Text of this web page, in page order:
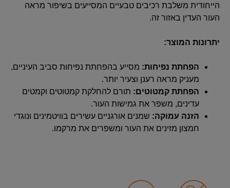
הייחודית משלבת רכיבים טבעיים המסייעים בשיפור מראה
העור העדין באזור זה.
יתרונות המוצר:
הפחתת נפיחות: מסייע בהפחתת נפיחות סביב העיניים,
מעניק מראה רענן וצעיר יותר.
הפחתת קמטוטים: תורם להחלקת קמטוטים וקמטים
עדינים, משפר את גמישות העור.
הזנה עמוקה: שמנים אורגניים עשירים בוויטמינים ונוגדי
חמצון מזינים את העור ומשפרים את מרקמו.